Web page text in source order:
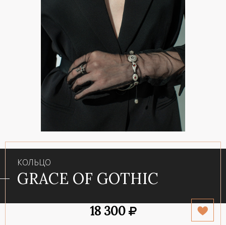
КОЛЬЦО
GRACE OF GOTHIC
18 300